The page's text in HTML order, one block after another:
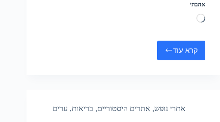
אהבתי
טוען...
קרא עוד
מכרות
אתרי נופש, אתרים היסטוריים, בריאות, ערים